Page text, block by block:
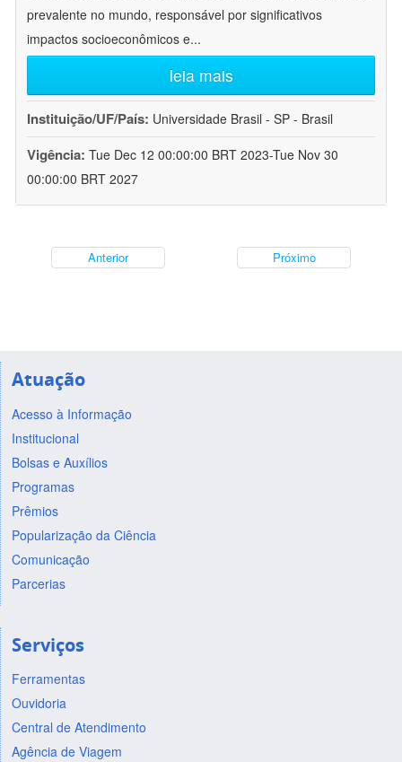
prevalente no mundo, responsável por significativos
impactos socioeconômicos e...
leia mais
Instituição/UF/País: Universidade Brasil - SP - Brasil
Vigência: Tue Dec 12 00:00:00 BRT 2023-Tue Nov 30
00:00:00 BRT 2027
Anterior Próximo
Atuação
Acesso à Informação
Institucional
Bolsas e Auxílios
Programas
Prêmios
Popularização da Ciência
Comunicação
Parcerias
Serviços
Ferramentas
Ouvidoria
Central de Atendimento
Agência de Viagem